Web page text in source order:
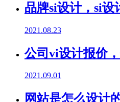
品牌si设计，si设
2021.08.23
公司vi设计报价
2021.09.01
网站是怎么设计